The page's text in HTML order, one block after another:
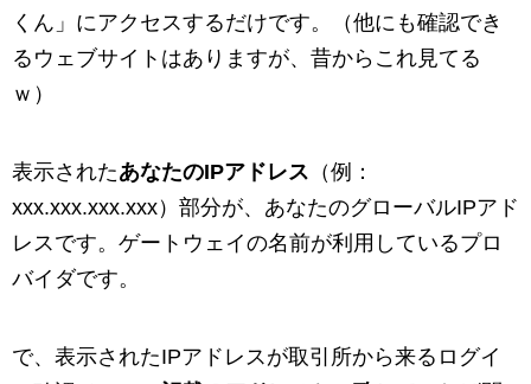
くん」にアクセスするだけです。（他にも確認でき
るウェブサイトはありますが、昔からこれ見てる
ｗ）
表示されたあなたのIPアドレス （例：
xxx.xxx.xxx.xxx）部分が、あなたのグローバルIPアド
レスです。ゲートウェイの名前が利用しているプロ
バイダです。
で、表示されたIPアドレスが取引所から来るログイ